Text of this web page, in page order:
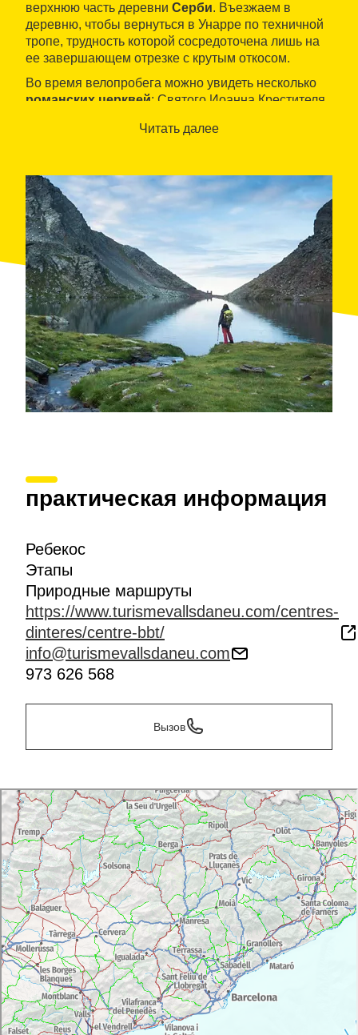
верхнюю часть деревни Серби. Въезжаем в
деревню, чтобы вернуться в Унарре по техничной
тропе, трудность которой сосредоточена лишь на
ее завершающем отрезке с крутым откосом.
Во время велопробега можно увидеть несколько
романских церквей: Святого Иоанна Крестителя
Гаваса и Святого Сатурнина Серби.
Читать далее
практическая информация
Ребекос
Этапы
Природные маршруты
https://www.turismevallsdaneu.com/centres-
dinteres/centre-bbt/
info@turismevallsdaneu.com
973 626 568
Вызов